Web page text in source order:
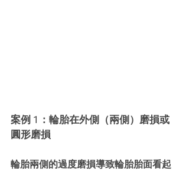
案例 1：輪胎在外側（兩側）磨損或
圓形磨損
輪胎兩側的過度磨損導致輪胎胎面看起